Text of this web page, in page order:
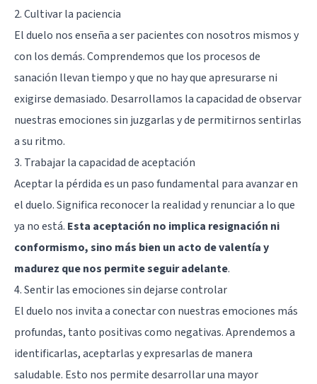
2. Cultivar la paciencia
El duelo nos enseña a ser pacientes con nosotros mismos y
con los demás. Comprendemos que los procesos de
sanación llevan tiempo y que no hay que apresurarse ni
exigirse demasiado. Desarrollamos la capacidad de observar
nuestras emociones sin juzgarlas y de permitirnos sentirlas
a su ritmo.
3. Trabajar la capacidad de aceptación
Aceptar la pérdida es un paso fundamental para avanzar en
el duelo. Significa reconocer la realidad y renunciar a lo que
ya no está. Esta aceptación no implica resignación ni
conformismo, sino más bien un acto de valentía y
madurez que nos permite seguir adelante.
4. Sentir las emociones sin dejarse controlar
El duelo nos invita a conectar con nuestras emociones más
profundas, tanto positivas como negativas. Aprendemos a
identificarlas, aceptarlas y expresarlas de manera
saludable. Esto nos permite desarrollar una mayor